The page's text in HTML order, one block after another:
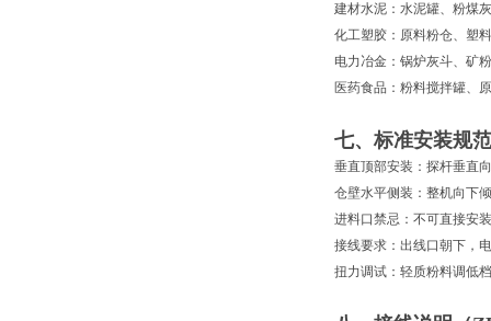
建材水泥：水泥罐、粉煤
化工塑胶：原料粉仓、塑
电力冶金：锅炉灰斗、矿
医药食品：粉料搅拌罐、
七、标准安装规范
垂直顶部安装 ：探杆垂直
仓壁水平侧装 ：整机向下
进料口禁忌 ：不可直接安
接线要求 ：出线口朝下，
扭力调试 ：轻质粉料调低